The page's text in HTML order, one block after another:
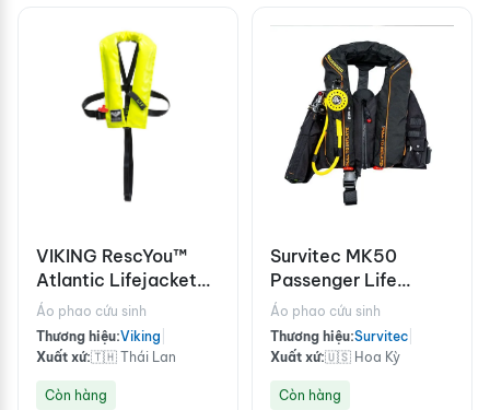
­VIKING RescYou™
Atlantic Lifejacket
(ISO approved,
150N)
Áo phao cứu sinh
Thương hiệu:Viking
Xuất xứ:🇹🇭 Thái Lan
Còn hàng
Survitec MK50
Passenger Life
Preserver
Áo phao cứu sinh
Thương hiệu:Survitec
Xuất xứ:🇺🇸 Hoa Kỳ
Còn hàng